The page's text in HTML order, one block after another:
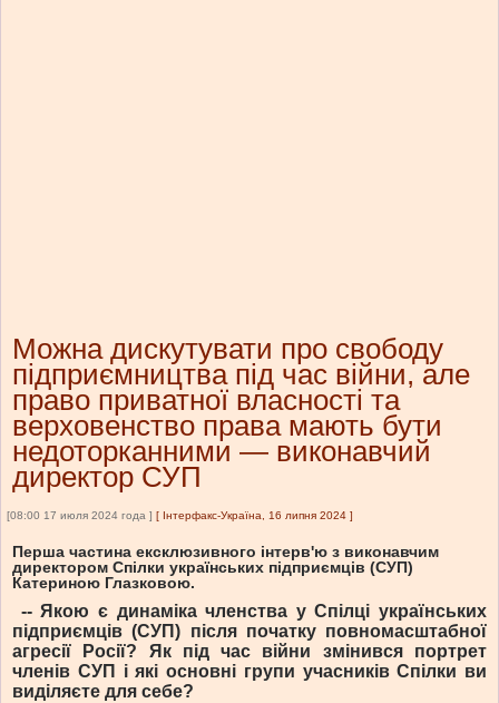
Можна дискутувати про свободу
підприємництва під час війни, але
право приватної власності та
верховенство права мають бути
недоторканними — виконавчий
директор СУП
[08:00 17 июля 2024 года ] [ Інтерфакс-Україна, 16 липня 2024 ]
Перша частина ексклюзивного інтерв'ю з виконавчим
директором Спілки українських підприємців (СУП)
Катериною Глазковою.
-- Якою є динаміка членства у Спілці українських
підприємців (СУП) після початку повномасштабної
агресії Росії? Як під час війни змінився портрет
членів СУП і які основні групи учасників Спілки ви
виділяєте для себе?